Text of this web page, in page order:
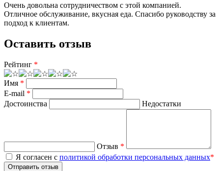
Очень довольна сотрудничеством с этой компанией.
Отличное обслуживание, вкусная еда. Спасибо руководству за
подход к клиентам.
Оставить отзыв
Рейтинг *
Имя *
E-mail *
Достоинства
Недостатки
Отзыв *
Я согласен с политикой обработки персональных данных*
Отправить отзыв